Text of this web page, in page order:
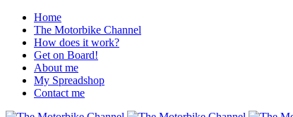
Home
The Motorbike Channel
How does it work?
Get on Board!
About me
My Spreadshop
Contact me